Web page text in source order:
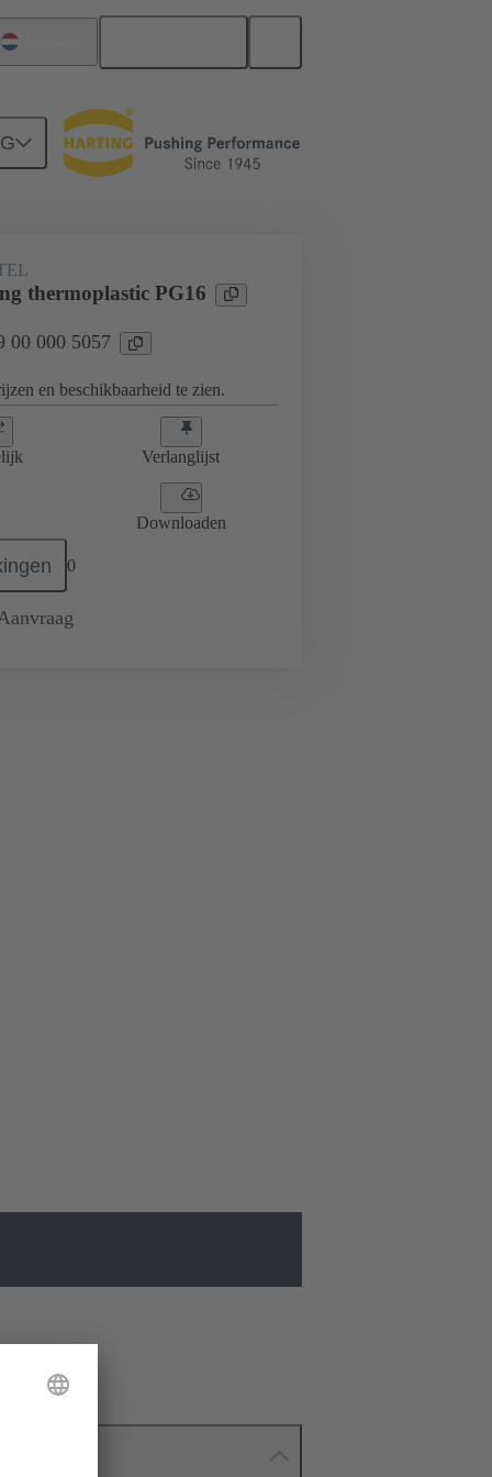
09 00 000 5057
thermoplastic PG16
00 000 5057
en beschikbaarheid te zien.
Verlanglijst
Downloaden
0